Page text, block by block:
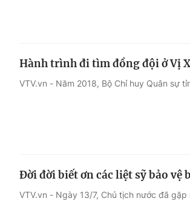
Hành trình đi tìm đồng đội ở Vị
VTV.vn - Năm 2018, Bộ Chỉ huy Quân sự
Đời đời biết ơn các liệt sỹ bảo vệ
VTV.vn - Ngày 13/7, Chủ tịch nước đã